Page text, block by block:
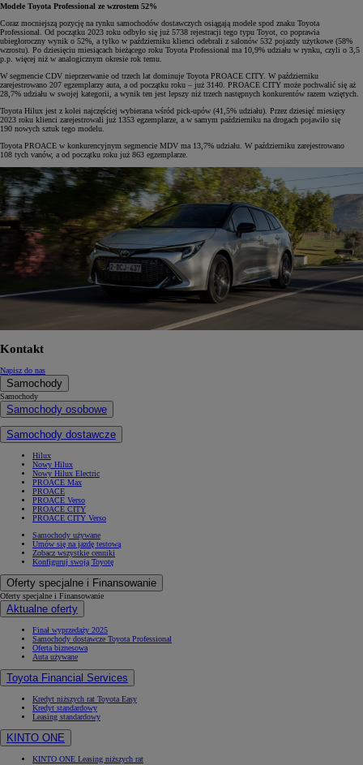
Modele Toyota Professional ze wzrostem 52%
Coraz mocniejszą pozycję na rynku samochodów dostawczych osiągają modele spod znaku Toyota
Professional. Od początku 2023 roku odbyło się już 5738 rejestracji tego typu Toyot, co poprawia
ubiegłoroczny wynik o 52%, a tylko w październiku klienci odebrali z salonów 532 pojazdy użytkowe (58%
wzrostu). Po dziesięciu miesiącach bieżącego roku Toyota Professional ma 10,9% udziału w rynku, czyli o 3,5
p.p. więcej niż w analogicznym okresie rok temu.
W segmencie CDV nieprzerwanie od trzech lat dominuje Toyota PROACE CITY. W październiku
zarejestrowano 207 egzemplarzy auta, a od początku roku – już 3140. PROACE CITY może pochwalić się aż
28,7% udziału w swojej kategorii, a wynik ten jest lepszy niż trzech następnych konkurentów razem wziętych.
Toyota Hilux jest z kolei najczęściej wybierana wśród pick-upów (41,5% udziału). Przez dziesięć miesięcy
2023 roku klienci zarejestrowali już 1353 egzemplarze, a w samym październiku na drogach pojawiło się
190 nowych sztuk tego modelu.
Toyota PROACE w konkurencyjnym segmencie MDV ma 13,7% udziału. W październiku zarejestrowano
108 tych vanów, a od początku roku już 863 egzemplarze.
Kontakt
Napisz do nas
Samochody
Samochody
Samochody osobowe
Samochody dostawcze
Hilux
Nowy Hilux
Nowy Hilux Electric
PROACE Max
PROACE
PROACE Verso
PROACE CITY
PROACE CITY Verso
Samochody używane
Umów się na jazdę testową
Zobacz wszystkie cenniki
Konfiguruj swoją Toyotę
Oferty specjalne i Finansowanie
Oferty specjalne i Finansowanie
Aktualne oferty
Finał wyprzedaży 2025
Samochody dostawcze Toyota Professional
Oferta biznesowa
Auta używane
Toyota Financial Services
Kredyt niższych rat Toyota Easy
Kredyt standardowy
Leasing standardowy
KINTO ONE
KINTO ONE Leasing niższych rat